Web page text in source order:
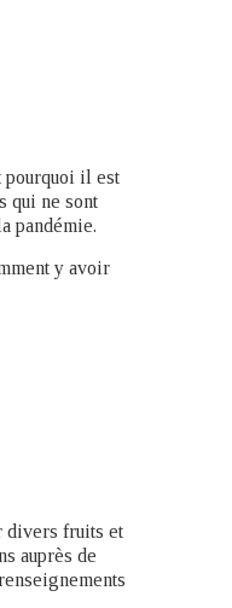
pourquoi il est
qui ne sont
pandémie.
y avoir
divers fruits et
auprès de